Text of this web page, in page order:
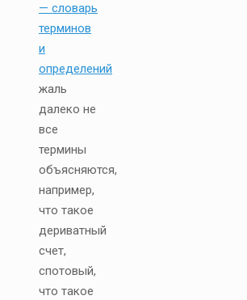
— словарь
терминов
и
определений
жаль
далеко не
все
термины
объясняются,
например,
что такое
дериватный
счет,
спотовый,
что такое